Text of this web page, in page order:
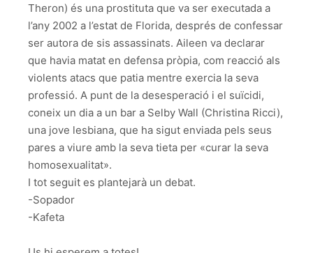
Theron) és una prostituta que va ser executada a
l’any 2002 a l’estat de Florida, després de confessar
ser autora de sis assassinats. Aileen va declarar
que havia matat en defensa pròpia, com reacció als
violents atacs que patia mentre exercia la seva
professió. A punt de la desesperació i el suïcidi,
coneix un dia a un bar a Selby Wall (Christina Ricci),
una jove lesbiana, que ha sigut enviada pels seus
pares a viure amb la seva tieta per «curar la seva
homosexualitat».
I tot seguit es plantejarà un debat.
-Sopador
-Kafeta